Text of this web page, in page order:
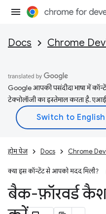
Docs Chrome
Google आपकी पसंदीदा भाषा में
टेक्नोलॉजी का इस्तेमाल करता है.
होम पेज Docs Chrome
क्या इस कॉन्टेंट से आपको मदद मिली?
बैक-फ़ॉरवर्ड कैश